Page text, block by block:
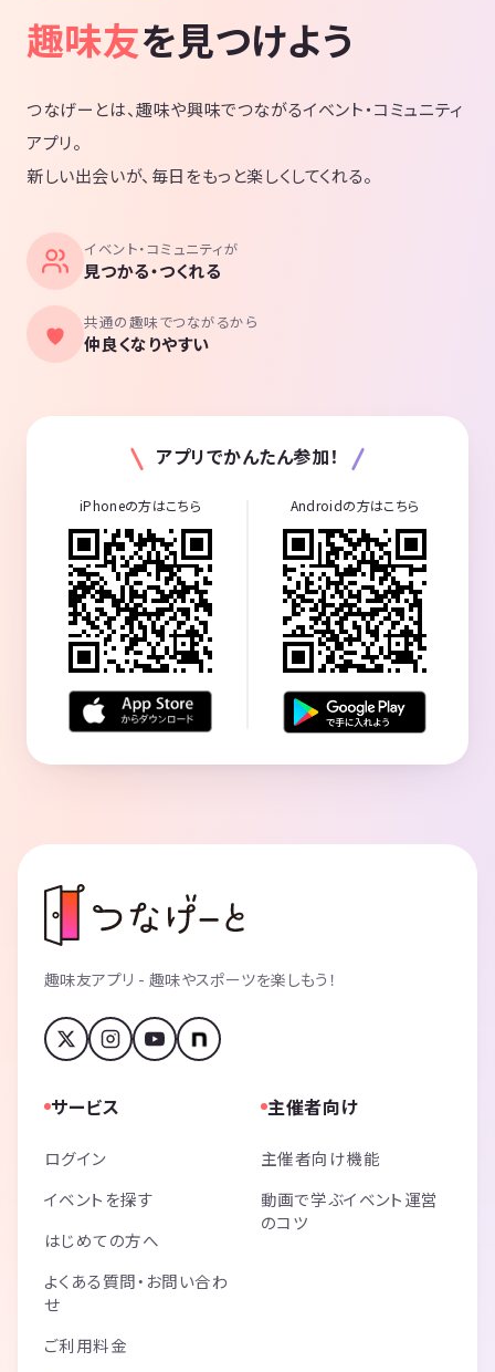
趣味友を見つけよう
つなげーとは、趣味や興味でつながるイベント・コミュニティ
アプリ。
新しい出会いが、毎日をもっと楽しくしてくれる。
イベント・コミュニティが
見つかる・つくれる
共通の趣味でつながるから
仲良くなりやすい
アプリでかんたん参加！
iPhoneの方はこちら Androidの方はこちら
趣味友アプリ - 趣味やスポーツを楽しもう！
サービス
ログイン
イベントを探す
はじめての方へ
よくある質問・お問い合わ
せ
ご利用料金
主催者向け
主催者向け機能
動画で学ぶイベント運営
のコツ